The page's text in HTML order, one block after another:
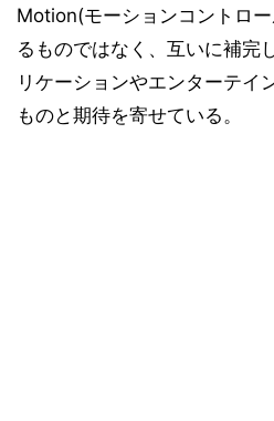
Motion(モーションコントロ
るものではなく、互いに補完
リケーションやエンターテイ
ものと期待を寄せている。